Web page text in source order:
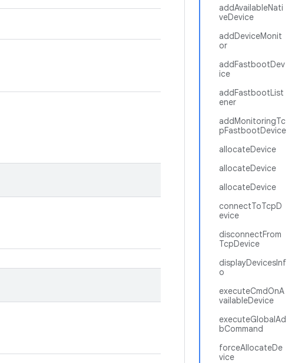
addAvailableNati
veDevice
addDeviceMonit
or
addFastbootDev
ice
addFastbootList
ener
addMonitoringTc
pFastbootDevice
allocateDevice
allocateDevice
allocateDevice
connectToTcpD
evice
disconnectFrom
TcpDevice
displayDevicesInf
o
executeCmdOnA
vailableDevice
executeGlobalAd
bCommand
forceAllocateDe
vice